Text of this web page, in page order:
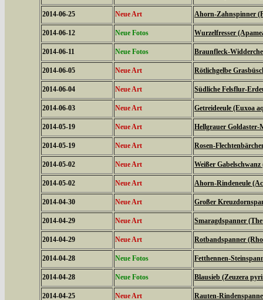
2014-06-25 Neue Art Ahorn-Zahnspinner
2014-06-12 Neue Fotos Wurzelfresser
2014-06-11 Neue Fotos Braunfleck-
2014-06-05 Neue Art Rötlichgelbe
2014-06-04 Neue Art Südliche Felsflur-
2014-06-03 Neue Art Getreideeule (Euxoa
2014-05-19 Neue Art Hellgrauer
2014-05-19 Neue Art Rosen-
2014-05-02 Neue Art Weißer
2014-05-02 Neue Art Ahorn-Rindeneule
2014-04-30 Neue Art Großer
2014-04-29 Neue Art Smaragdspanner
2014-04-29 Neue Art Rotbandspanner
2014-04-28 Neue Fotos Fetthennen-
2014-04-28 Neue Fotos Blausieb (Zeuzera
2014-04-25 Neue Art Rauten-